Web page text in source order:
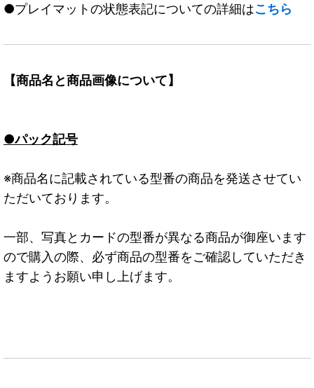
●プレイマットの状態表記についての詳細はこちら
【商品名と商品画像について】
●パック記号
※商品名に記載されている型番の商品を発送させてい
ただいております。
一部、写真とカードの型番が異なる商品が御座います
ので購入の際、必ず商品の型番をご確認していただき
ますようお願い申し上げます。